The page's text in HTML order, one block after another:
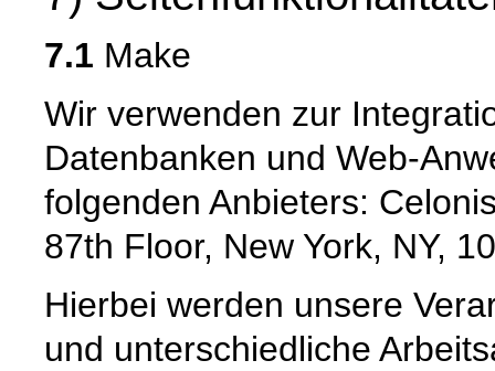
7.1 Make
Wir verwenden zur
Datenbanken und Web-
folgenden Anbieters:
87th Floor, New York, NY,
Hierbei werden unsere
und unterschiedliche